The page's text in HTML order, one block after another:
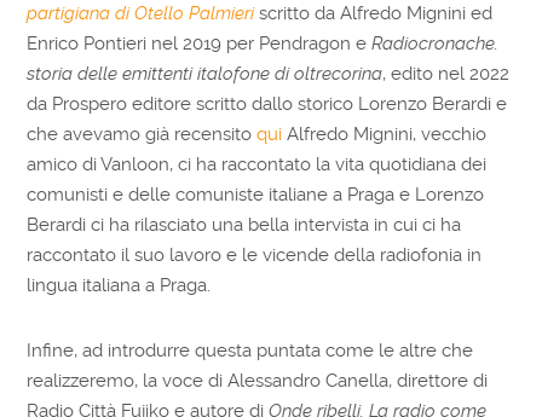
partigiana di Otello Palmieriscritto da Alfredo Mignini ed
Enrico Pontieri nel 2019 per Pendragon eRadiocronache.
storia delle emittenti italofone di oltrecorina, edito nel 2022
da Prospero editore scritto dallo storico Lorenzo Berardi e
che avevamo già recensitoquiAlfredo Mignini, vecchio
amico di Vanloon, ci ha raccontato la vita quotidiana dei
comunisti e delle comuniste italiane a Praga e Lorenzo
Berardi ci ha rilasciato una bella intervista in cui ci ha
raccontato il suo lavoro e le vicende della radiofonia in
lingua italiana a Praga.
Infine, ad introdurre questa puntata come le altre che
realizzeremo, la voce di Alessandro Canella, direttore di
Radio Città Fujiko e autore diOnde ribelli. La radio come